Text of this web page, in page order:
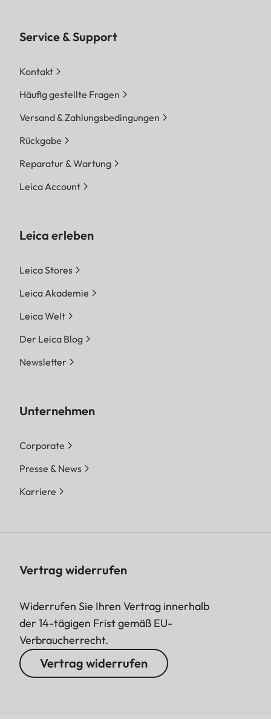
Service & Support
Kontakt
Häufig gestellte Fragen
Versand & Zahlungsbedingungen
Rückgabe
Reparatur & Wartung
Leica Account
Leica erleben
Leica Stores
Leica Akademie
Leica Welt
Der Leica Blog
Newsletter
Unternehmen
Corporate
Presse & News
Karriere
Vertrag widerrufen
Widerrufen Sie Ihren Vertrag innerhalb
der 14-tägigen Frist gemäß EU-
Verbraucherrecht.
Vertrag widerrufen